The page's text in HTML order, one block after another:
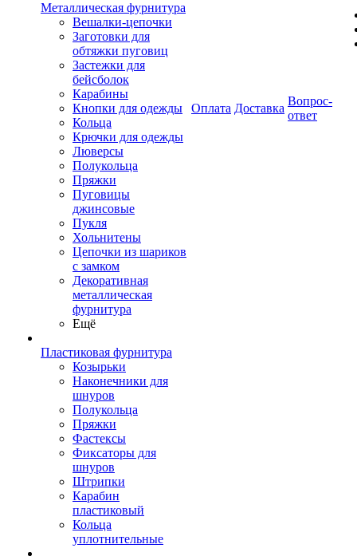
Металлическая фурнитура
Вешалки-цепочки
Заготовки для
обтяжки пуговиц
Застежки для
бейсболок
Карабины
Кнопки для одежды
Кольца
Крючки для одежды
Люверсы
Полукольца
Пряжки
Пуговицы
джинсовые
Пукля
Хольнитены
Цепочки из шариков
с замком
Декоративная
металлическая
фурнитура
Ещё
Пластиковая фурнитура
Козырьки
Наконечники для
шнуров
Полукольца
Пряжки
Фастексы
Фиксаторы для
шнуров
Штрипки
Карабин
пластиковый
Кольца
уплотнительные
Оплата Доставка
Вопрос-
ответ